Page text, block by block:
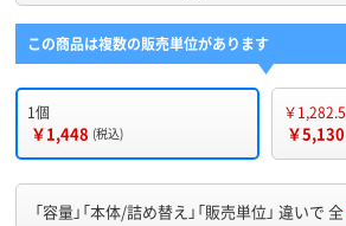
この商品は複数の販売単位があります
1個
￥1,448 (税込)
￥1,282.5
￥5,130
「容量」「本体/詰め替え」「販売単位」 違いで 全